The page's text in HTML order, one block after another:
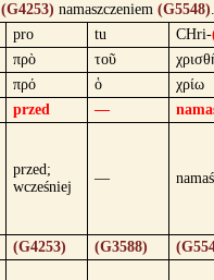
(G4253) namaszczeniem (G5548)
pro tu CHri-
πρὸ τοῦ
πρό ὁ
χρίω
przed —
przed;
wcześniej
—
(G4253) (G3588)